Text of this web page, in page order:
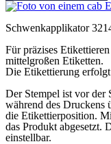
Schwenkapplikator
Für präzises
mittelgroßen Etiketten.
Die Etikettierung
Der Stempel ist vor der
während des Druckens
die Etikettierposition.
das Produkt abgesetzt.
einstellbar.